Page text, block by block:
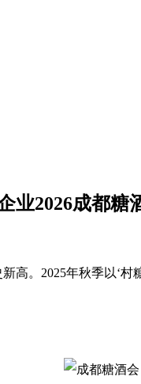
2026成都糖
高。‌2025年秋季以‘‌